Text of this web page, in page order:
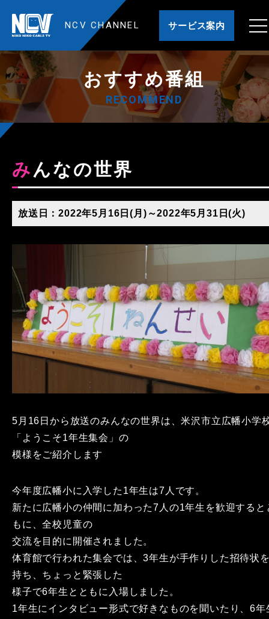
NCV CHANNEL サービス案内
おすすめ番組
RECOMMEND
みんなの世界
放送日：2022年5月16日(月)～2022年5月31日(火)
5月16日から放送のみんなの世界は、米沢市立広幡小学
「ようこそ1年生集会」の
模様をご紹介します
今年度広幡小に入学した1年生は7人です。
新たに広幡小の仲間に加わった7人の1年生を歓迎すると
もに、全校児童の
交流を目的に開催されました。
体育館で行われた集会では、3年生が手作りした招待状
持ち、ちょっと緊張した
様子で6年生とともに入場しました。
1年生にインタビュー形式で好きなものを聞いたり、6年